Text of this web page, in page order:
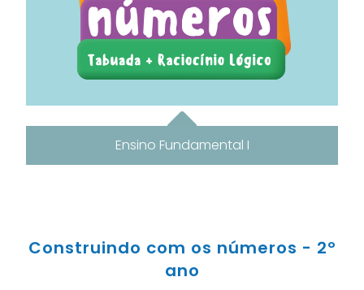
Construir Digital
Ensino Fundamental I
Construindo com os números - 2º
ano